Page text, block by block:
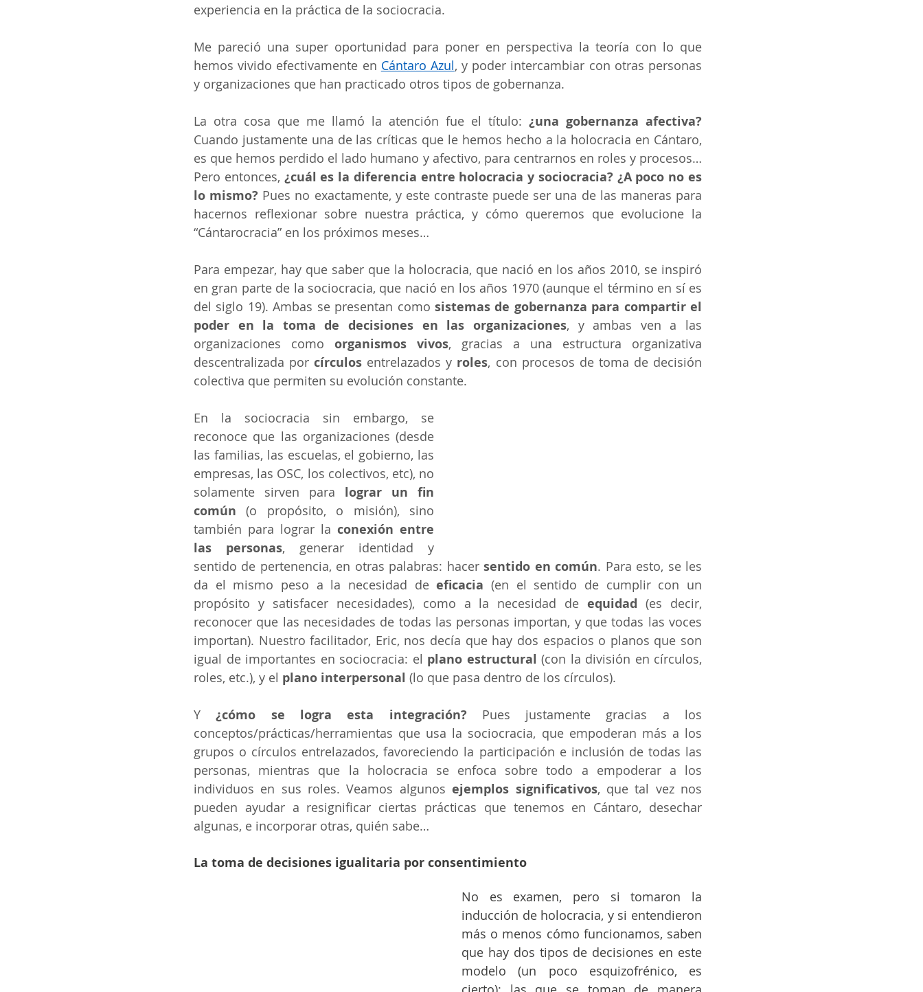
experiencia en la práctica de la sociocracia.
Me pareció una super oportunidad para poner en perspectiva la teoría con lo que
hemos vivido efectivamente en Cántaro Azul, y poder intercambiar con otras personas
y organizaciones que han practicado otros tipos de gobernanza.
La otra cosa que me llamó la atención fue el título: ¿una gobernanza afectiva?
Cuando justamente una de las críticas que le hemos hecho a la holocracia en Cántaro,
es que hemos perdido el lado humano y afectivo, para centrarnos en roles y procesos…
Pero entonces, ¿cuál es la diferencia entre holocracia y sociocracia? ¿A poco no es
lo mismo? Pues no exactamente, y este contraste puede ser una de las maneras para
hacernos reflexionar sobre nuestra práctica, y cómo queremos que evolucione la
“Cántarocracia” en los próximos meses…
Para empezar, hay que saber que la holocracia, que nació en los años 2010, se inspiró
en gran parte de la sociocracia, que nació en los años 1970 (aunque el término en sí es
del siglo 19). Ambas se presentan como sistemas de gobernanza para compartir el
poder en la toma de decisiones en las organizaciones, y ambas ven a las
organizaciones como organismos vivos, gracias a una estructura organizativa
descentralizada por círculos entrelazados y roles, con procesos de toma de decisión
colectiva que permiten su evolución constante.
En la sociocracia sin embargo, se
reconoce que las organizaciones (desde
las familias, las escuelas, el gobierno, las
empresas, las OSC, los colectivos, etc), no
solamente sirven para lograr un fin
común (o propósito, o misión), sino
también para lograr la conexión entre
las personas, generar identidad y
sentido de pertenencia, en otras palabras: hacer sentido en común. Para esto, se les
da el mismo peso a la necesidad de eficacia (en el sentido de cumplir con un
propósito y satisfacer necesidades), como a la necesidad de equidad (es decir,
reconocer que las necesidades de todas las personas importan, y que todas las voces
importan). Nuestro facilitador, Eric, nos decía que hay dos espacios o planos que son
igual de importantes en sociocracia: el plano estructural (con la división en círculos,
roles, etc.), y el plano interpersonal (lo que pasa dentro de los círculos).
Y ¿cómo se logra esta integración? Pues justamente gracias a los
conceptos/prácticas/herramientas que usa la sociocracia, que empoderan más a los
grupos o círculos entrelazados, favoreciendo la participación e inclusión de todas las
personas, mientras que la holocracia se enfoca sobre todo a empoderar a los
individuos en sus roles. Veamos algunos ejemplos significativos, que tal vez nos
pueden ayudar a resignificar ciertas prácticas que tenemos en Cántaro, desechar
algunas, e incorporar otras, quién sabe…
La toma de decisiones igualitaria por consentimiento
No es examen, pero si tomaron la
inducción de holocracia, y si entendieron
más o menos cómo funcionamos, saben
que hay dos tipos de decisiones en este
modelo (un poco esquizofrénico, es